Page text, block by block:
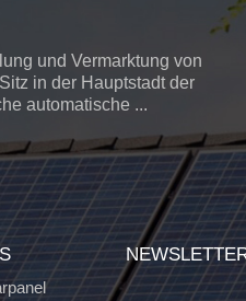
und Vermarktung von
in der Hauptstadt der
automatische ...